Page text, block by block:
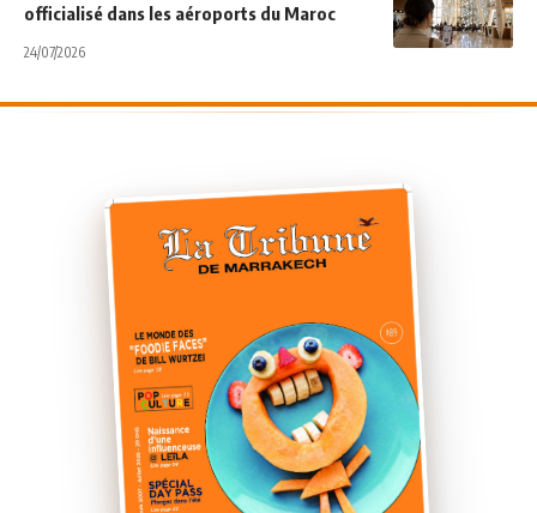
officialisé dans les aéroports du Maroc
24/07/2026